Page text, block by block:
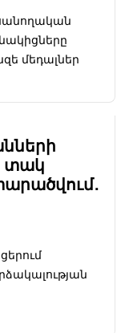
մեդալներ
տակ